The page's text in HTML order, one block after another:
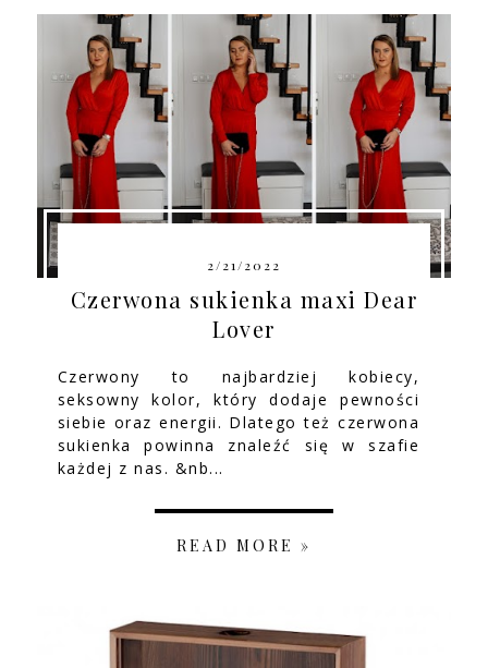
2/21/2022
Czerwona sukienka maxi Dear
Lover
Czerwony to najbardziej kobiecy,
seksowny kolor, który dodaje pewności
siebie oraz energii. Dlatego też czerwona
sukienka powinna znaleźć się w szafie
każdej z nas. &nb...
READ MORE »